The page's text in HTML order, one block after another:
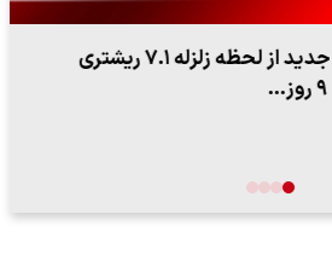
ببینید| ویدئویی جدید از لحظه زلزله ۷.۱ ریشتری